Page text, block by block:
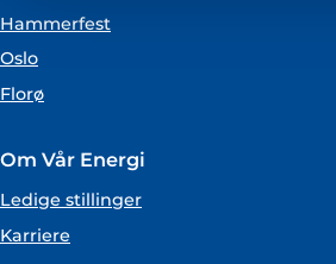
Hammerfest
Oslo
Florø
Om Vår Energi
Ledige stillinger
Karriere